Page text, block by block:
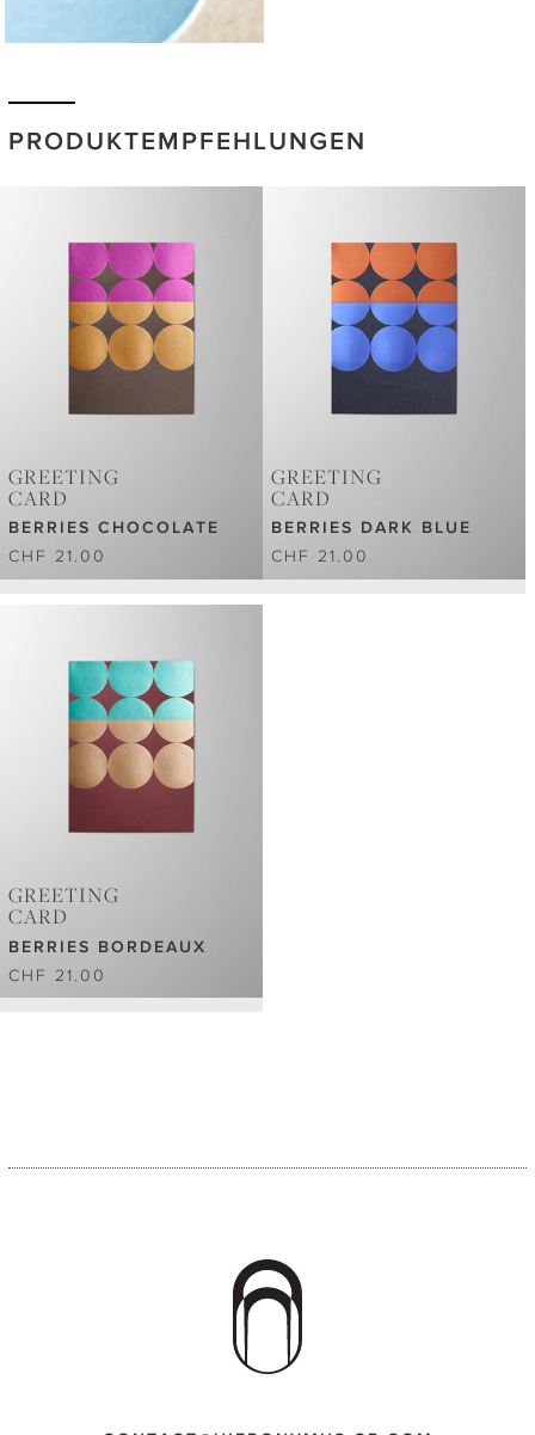
PRODUKTEMPFEHLUNGEN
GREETING
CARD
BERRIES CHOCOLATE
CHF 21.00
GREETING
CARD
BERRIES DARK BLUE
CHF 21.00
GREETING
CARD
BERRIES BORDEAUX
CHF 21.00